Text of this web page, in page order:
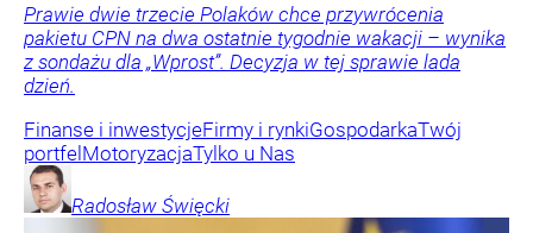
Prawie dwie trzecie Polaków chce przywrócenia
pakietu CPN na dwa ostatnie tygodnie wakacji – wynika
z sondażu dla „Wprost”. Decyzja w tej sprawie lada
dzień.
Finanse i inwestycjeFirmy i rynkiGospodarkaTwój
portfelMotoryzacjaTylko u Nas
Radosław Święcki